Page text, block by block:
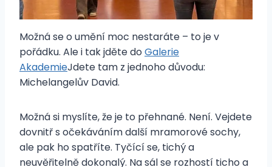
Možná se o umění moc nestaráte – to je v
pořádku. Ale i tak jděte do Galerie
AkademieJdete tam z jednoho důvodu:
Michelangelův David.
Možná si myslíte, že je to přehnané. Není. Vejdete
dovnitř s očekáváním další mramorové sochy,
ale pak ho spatříte. Tyčící se, tichý a
neuvěřitelně dokonalý. Na sál se rozhostí ticho a